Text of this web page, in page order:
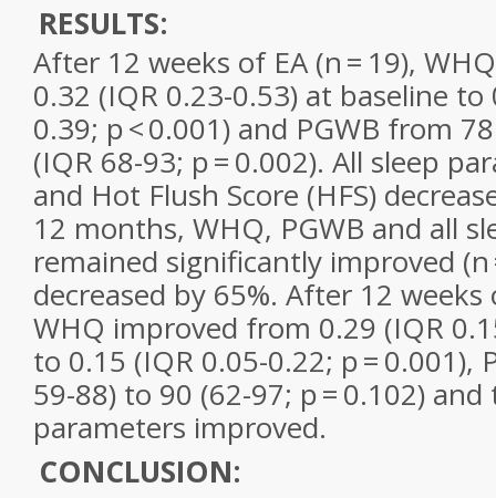
RESULTS:
After 12 weeks of EA (n = 19),
0.32 (IQR 0.23-0.53) at baseline to
0.39; p < 0.001) and PGWB from
(IQR 68-93; p = 0.002). All sleep
and Hot Flush Score (HFS)
12 months, WHQ, PGWB and all
remained significantly improved (n
decreased by 65%. After 12 weeks
WHQ improved from 0.29 (IQR
to 0.15 (IQR 0.05-0.22; p = 0.001),
59-88) to 90 (62-97; p = 0.102)
parameters improved.
CONCLUSION: